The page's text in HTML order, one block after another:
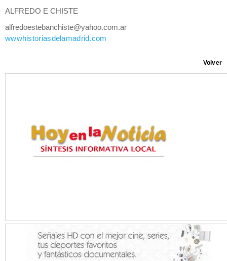
ALFREDO E CHISTE
alfredoestebanchiste@yahoo.com.ar
wwwhistoriasdelamadrid.com
Volver